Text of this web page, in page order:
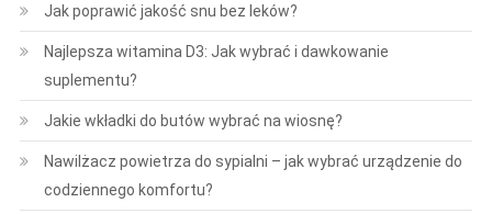
Jak poprawić jakość snu bez leków?
Najlepsza witamina D3: Jak wybrać i dawkowanie
suplementu?
Jakie wkładki do butów wybrać na wiosnę?
Nawilżacz powietrza do sypialni – jak wybrać urządzenie do
codziennego komfortu?